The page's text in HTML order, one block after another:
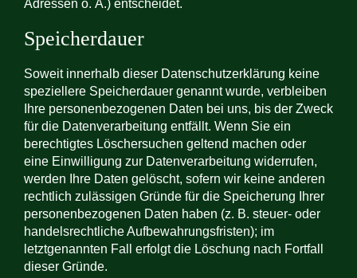
Adressen o. Ä.) entscheidet.
Speicherdauer
Soweit innerhalb dieser Datenschutzerklärung keine
speziellere Speicherdauer genannt wurde, verbleiben
Ihre personenbezogenen Daten bei uns, bis der Zweck
für die Datenverarbeitung entfällt. Wenn Sie ein
berechtigtes Löschersuchen geltend machen oder
eine Einwilligung zur Datenverarbeitung widerrufen,
werden Ihre Daten gelöscht, sofern wir keine anderen
rechtlich zulässigen Gründe für die Speicherung Ihrer
personenbezogenen Daten haben (z. B. steuer- oder
handelsrechtliche Aufbewahrungsfristen); im
letztgenannten Fall erfolgt die Löschung nach Fortfall
dieser Gründe.